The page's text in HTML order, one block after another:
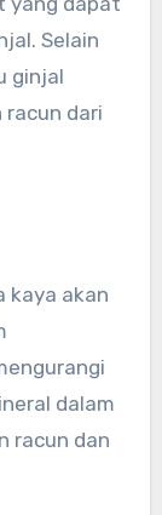
Selain
ginjal
racun dari
kaya akan
dalam
racun dan